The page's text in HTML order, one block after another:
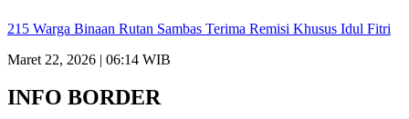
215 Warga Binaan Rutan Sambas Terima Remisi Khusus Idul Fitri
Maret 22, 2026 | 06:14 WIB
INFO BORDER